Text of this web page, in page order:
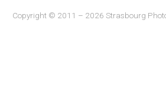
Copyright © 2011 – 2026 Strasbourg